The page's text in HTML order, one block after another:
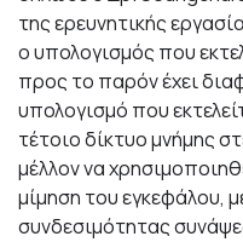
της ερευνητικής
ο υπολογισμός που
προς το παρόν έχει
υπολογισμό που
τέτοιο δίκτυο μνήμης
μέλλον να
μίμηση του εγκεφάλου,
συνδεσιμότητας